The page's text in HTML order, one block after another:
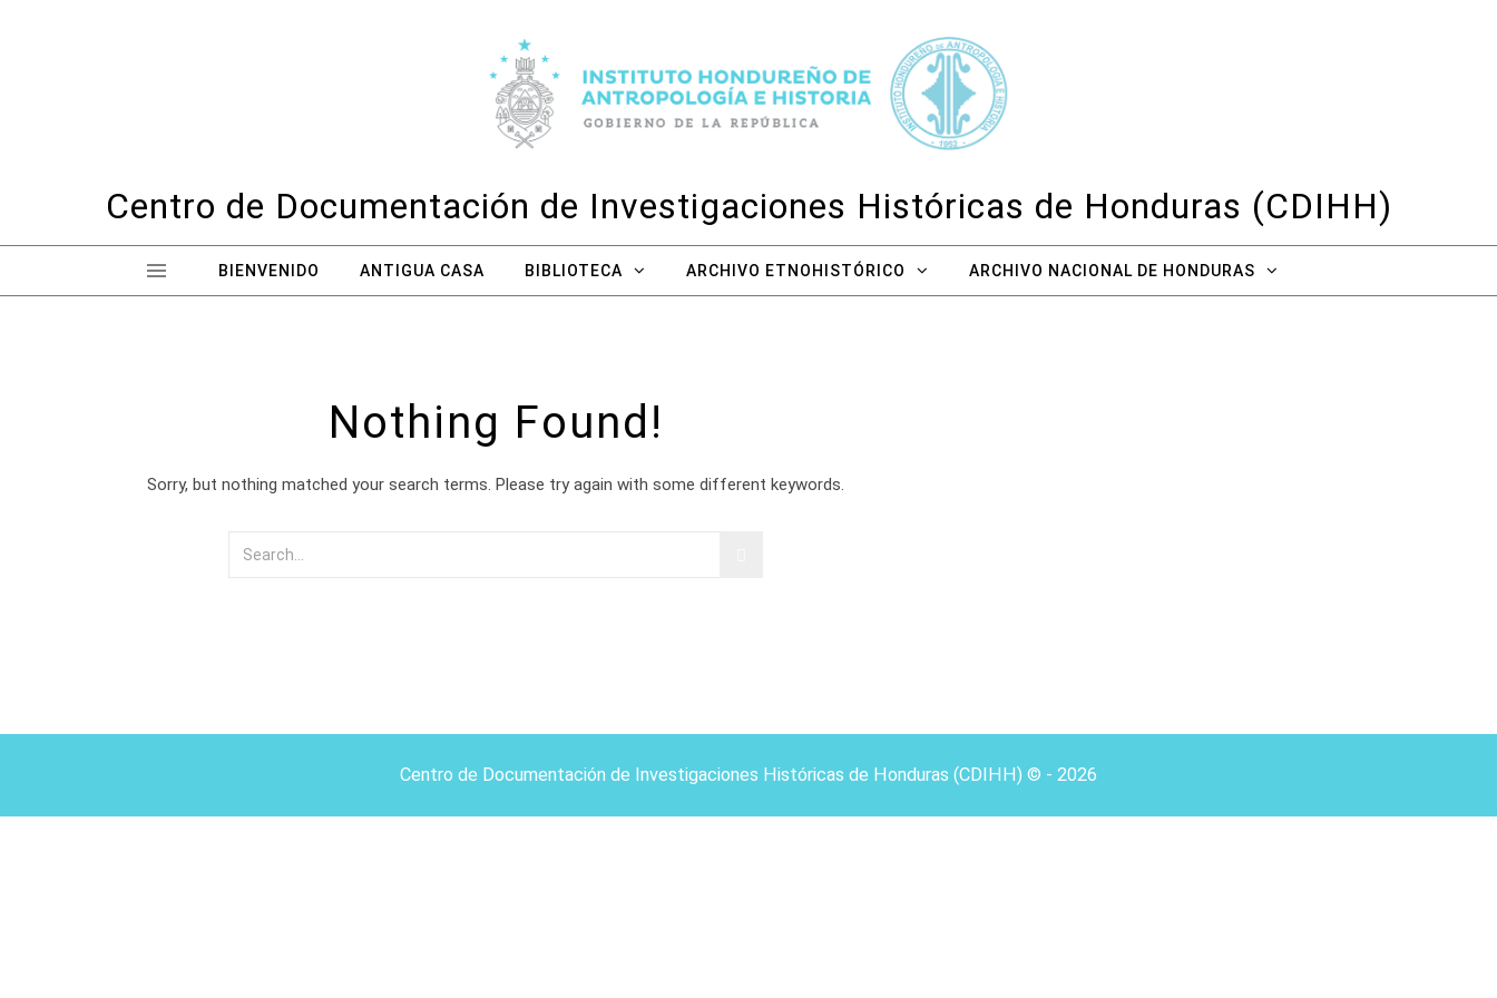
Centro de Documentación de Investigaciones Históricas de Honduras (CDIHH)
BIENVENIDO ANTIGUA CASA BIBLIOTECA ARCHIVO ETNOHISTÓRICO ARCHIVO NACIONAL DE HONDURAS
Nothing Found!
Sorry, but nothing matched your search terms. Please try again with some different keywords.
Centro de Documentación de Investigaciones Históricas de Honduras (CDIHH) © - 2026